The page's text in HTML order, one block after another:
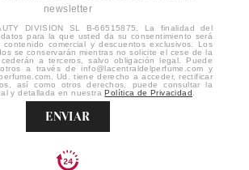
newsletter
DIVISION SL B-66515875. La finalidad del
para la que usted da su consentimiento será
comercial y descuentos exclusivos. Los
se conservarán mientras no solicite el cese de la
a terceros, salvo obligación legal. Puede
a través de info@lacentraldelperfume.com y
Ud. tiene derecho a acceder, rectificar
así como otros derechos, puede consultar la
y detallada en nuestraPolítica de Privacidad
ENVIAR